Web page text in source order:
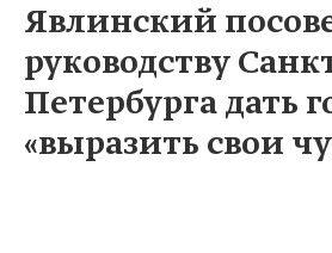
Явлинский
руководству
Петербурга дать
«выразить свои